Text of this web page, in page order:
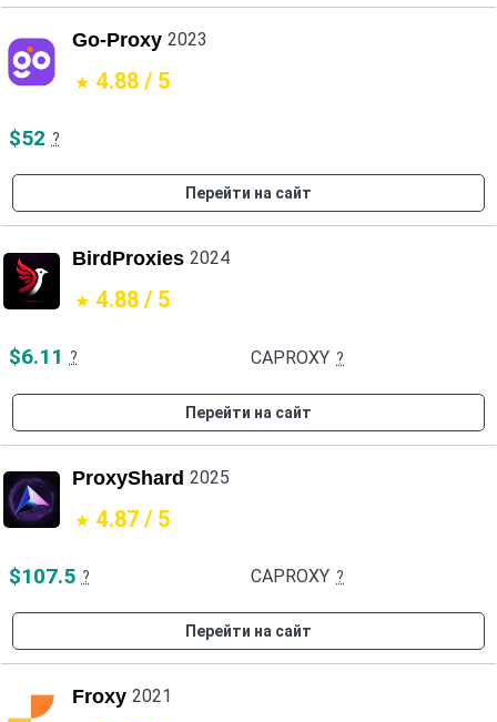
Go-Proxy 2023
4.88 / 5
$52 ?
Перейти на сайт
BirdProxies 2024
4.88 / 5
$6.11 ? CAPROXY ?
Перейти на сайт
ProxyShard 2025
4.87 / 5
$107.5 ? CAPROXY ?
Перейти на сайт
Froxy 2021